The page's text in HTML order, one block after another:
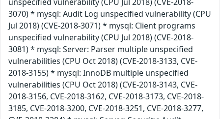
3070) * mysql: Audit Log unspecified vulnerability (CPU
Jul 2018) (CVE-2018-3071) * mysql: Client programs
unspecified vulnerability (CPU Jul 2018) (CVE-2018-
3081) * mysql: Server: Parser multiple unspecified
vulnerabilities (CPU Oct 2018) (CVE-2018-3133, CVE-
2018-3155) * mysql: InnoDB multiple unspecified
vulnerabilities (CPU Oct 2018) (CVE-2018-3143, CVE-
2018-3156, CVE-2018-3162, CVE-2018-3173, CVE-2018-
3185, CVE-2018-3200, CVE-2018-3251, CVE-2018-3277,